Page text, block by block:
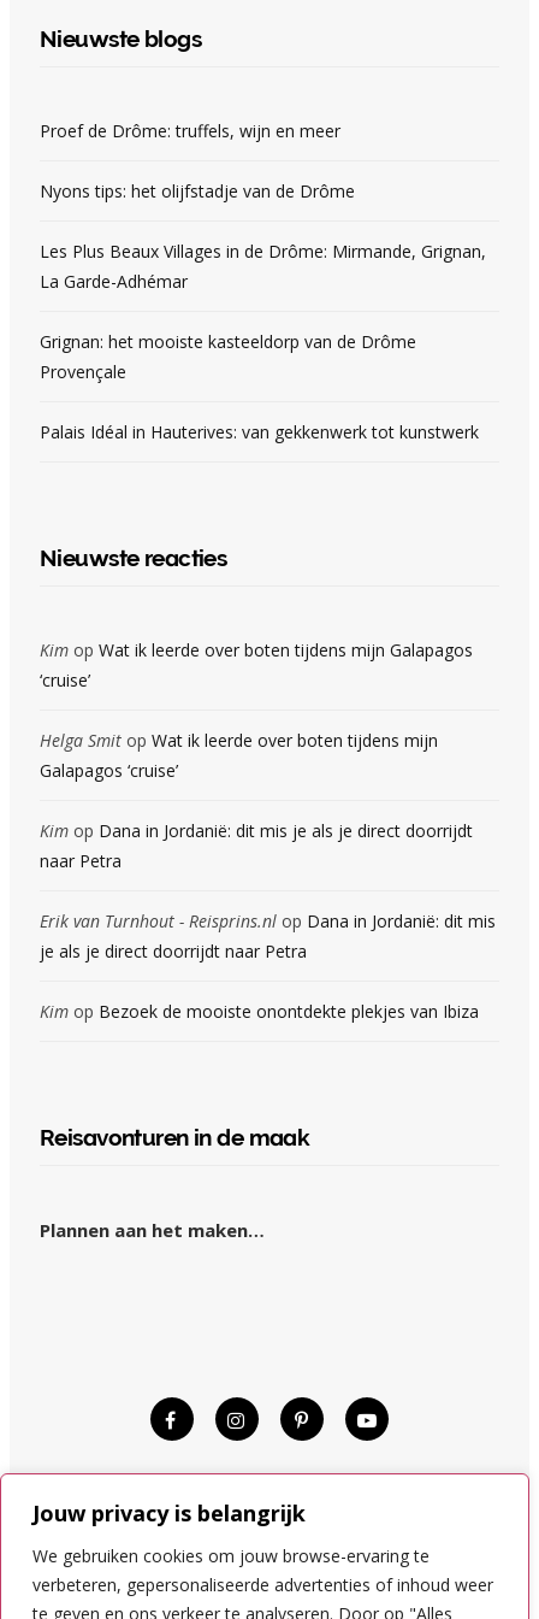
Jouw privacy is belangrijk
We gebruiken cookies om jouw browse-ervaring te
verbeteren, gepersonaliseerde advertenties of inhoud weer
te geven en ons verkeer te analyseren. Door op "Alles
Nieuwste blogs
Proef de Drôme: truffels, wijn en meer
Nyons tips: het olijfstadje van de Drôme
Les Plus Beaux Villages in de Drôme: Mirmande, Grignan,
La Garde-Adhémar
Grignan: het mooiste kasteeldorp van de Drôme
Provençale
Palais Idéal in Hauterives: van gekkenwerk tot kunstwerk
Nieuwste reacties
Kim op Wat ik leerde over boten tijdens mijn Galapagos
‘cruise’
Helga Smit op Wat ik leerde over boten tijdens mijn
Galapagos ‘cruise’
Kim op Dana in Jordanië: dit mis je als je direct doorrijdt
naar Petra
Erik van Turnhout - Reisprins.nl op Dana in Jordanië: dit mis
je als je direct doorrijdt naar Petra
Kim op Bezoek de mooiste onontdekte plekjes van Ibiza
Reisavonturen in de maak
Plannen aan het maken…
DISCLAIMER
COOKIES
PRIVACYVOORWAARDEN